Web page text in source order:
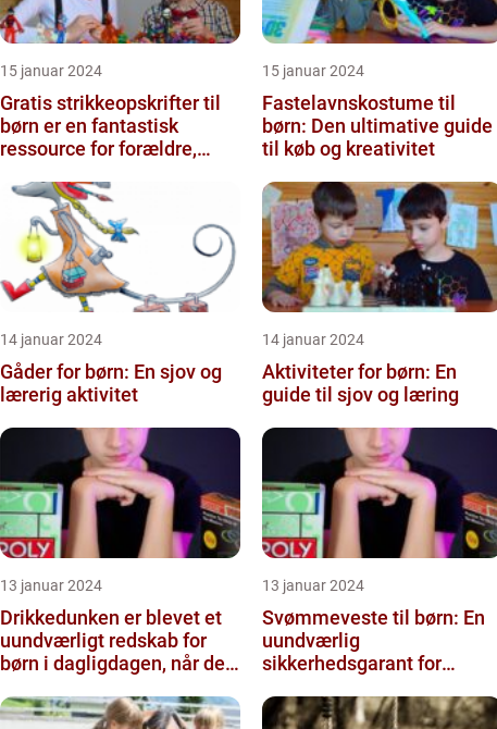
15 januar 2024
Gratis strikkeopskrifter til
børn er en fantastisk
ressource for forældre,
15 januar 2024
Fastelavnskostume til
børn: Den ultimative guide
til køb og kreativitet
14 januar 2024
Gåder for børn: En sjov og
lærerig aktivitet
14 januar 2024
Aktiviteter for børn: En
guide til sjov og læring
13 januar 2024
Drikkedunken er blevet et
uundværligt redskab for
børn i dagligdagen, når de
13 januar 2024
Svømmeveste til børn: En
uundværlig
sikkerhedsgarant for